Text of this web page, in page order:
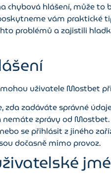
chybová hlášení, může
vám praktické
problémů a zajistili
uživatele Mostbet
zda zadáváte správné
zprávy od Mostbet.
se přihlásit z jiného
dočasně mimo provoz.